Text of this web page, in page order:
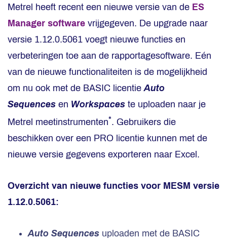
Metrel heeft recent een nieuwe versie van de ES
Manager software vrijgegeven. De upgrade naar
versie 1.12.0.5061 voegt nieuwe functies en
verbeteringen toe aan de rapportagesoftware. Eén
van de nieuwe functionaliteiten is de mogelijkheid
om nu ook met de BASIC licentieAuto
Sequences en Workspaces te uploaden naar je
Metrel meetinstrumenten*. Gebruikers die
beschikken over een PRO licentie kunnen met de
nieuwe versie gegevens exporteren naar Excel.
Overzicht van nieuwe functies voor MESM versie
1.12.0.5061:
Auto Sequences uploaden met de BASIC